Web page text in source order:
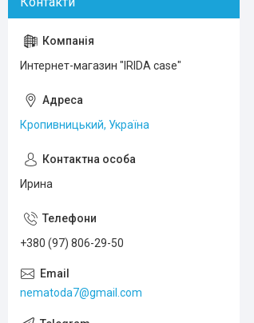
Интернет-магазин "IRIDA case"
Кропивницький, Україна
Ирина
+380 (97) 806-29-50
nematoda7@gmail.com